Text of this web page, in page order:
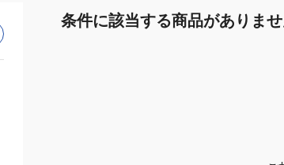
条件に該当する商品がありま